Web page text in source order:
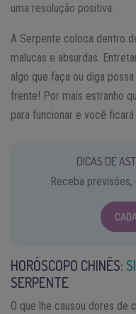
uma resolução positiva.
A Serpente coloca dentro
malucas e absurdas.
algo que faça ou diga
frente! Por mais estranho
para funcionar e você
DICAS DE
Receba
HORÓSCOPO CHINÊS:
SERPENTE
O que lhe causou dores de